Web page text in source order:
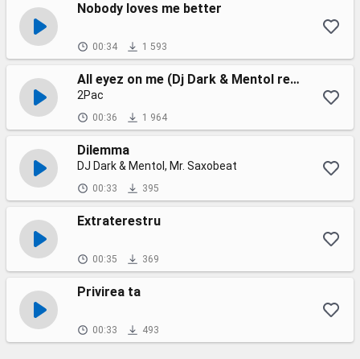
Nobody loves me better
00:34 1 593
All eyez on me (Dj Dark & Mentol remix)
2Pac
00:36 1 964
Dilemma
DJ Dark & Mentol, Mr. Saxobeat
00:33 395
Extraterestru
00:35 369
Privirea ta
00:33 493